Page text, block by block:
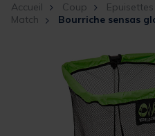
Accueil Coup
Match
Bourriche sensas